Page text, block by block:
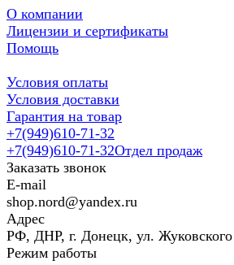
О компании
Лицензии и сертификаты
Помощь
Условия оплаты
Условия доставки
Гарантия на товар
+7(949)610-71-32
+7(949)610-71-32Отдел продаж
Заказать звонок
E-mail
shop.nord@yandex.ru
Адрес
РФ, ДНР, г. Донецк, ул.
Режим работы